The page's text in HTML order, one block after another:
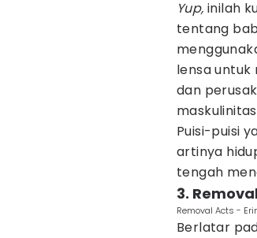
Yup, inilah
tentang
lensa
dan
Puisi-puisi
artinya
tengah
3.
Removal Acts -
Berlatar